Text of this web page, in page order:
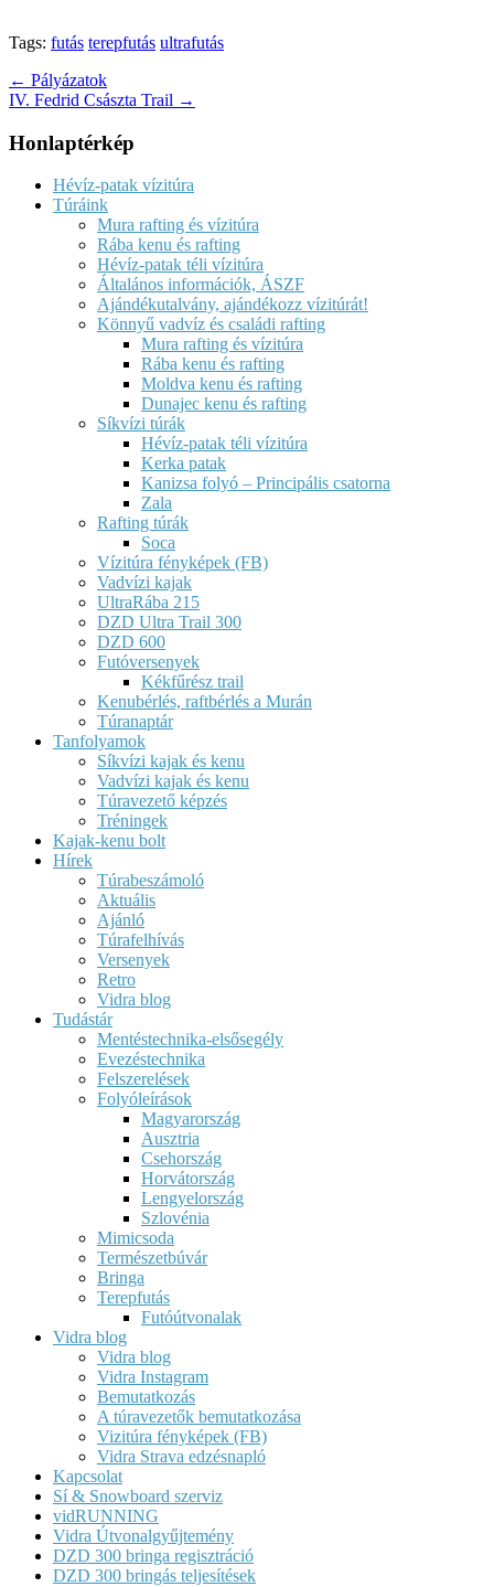
Tags: futás terepfutás ultrafutás
Post
navigation
← Pályázatok
IV. Fedrid Császta Trail →
Honlaptérkép
Hévíz-patak vízitúra
Túráink
Mura rafting és vízitúra
Rába kenu és rafting
Hévíz-patak téli vízitúra
Általános információk, ÁSZF
Ajándékutalvány, ajándékozz vízitúrát!
Könnyű vadvíz és családi rafting
Mura rafting és vízitúra
Rába kenu és rafting
Moldva kenu és rafting
Dunajec kenu és rafting
Síkvízi túrák
Hévíz-patak téli vízitúra
Kerka patak
Kanizsa folyó – Principális csatorna
Zala
Rafting túrák
Soca
Vízitúra fényképek (FB)
Vadvízi kajak
UltraRába 215
DZD Ultra Trail 300
DZD 600
Futóversenyek
Kékfűrész trail
Kenubérlés, raftbérlés a Murán
Túranaptár
Tanfolyamok
Síkvízi kajak és kenu
Vadvízi kajak és kenu
Túravezető képzés
Tréningek
Kajak-kenu bolt
Hírek
Túrabeszámoló
Aktuális
Ajánló
Túrafelhívás
Versenyek
Retro
Vidra blog
Tudástár
Mentéstechnika-elsősegély
Evezéstechnika
Felszerelések
Folyóleírások
Magyarország
Ausztria
Csehország
Horvátország
Lengyelország
Szlovénia
Mimicsoda
Természetbúvár
Bringa
Terepfutás
Futóútvonalak
Vidra blog
Vidra blog
Vidra Instagram
Bemutatkozás
A túravezetők bemutatkozása
Vizitúra fényképek (FB)
Vidra Strava edzésnapló
Kapcsolat
Sí & Snowboard szerviz
vidRUNNING
Vidra Útvonalgyűjtemény
DZD 300 bringa regisztráció
DZD 300 bringás teljesítések